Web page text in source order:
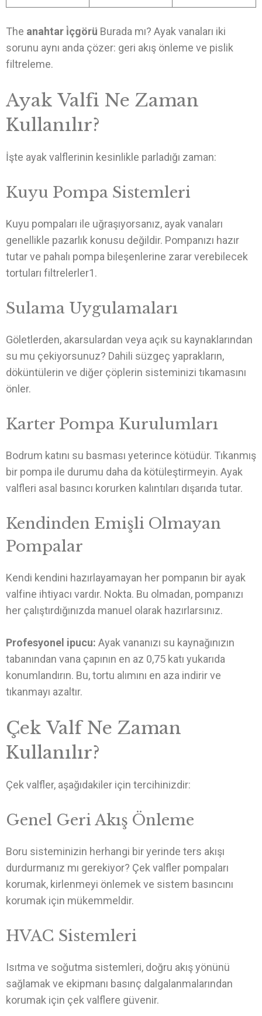
The anahtar i̇çgörü Burada mı? Ayak vanaları iki
sorunu aynı anda çözer: geri akış önleme ve pislik
filtreleme.
Ayak Valfi Ne Zaman
Kullanılır?
İşte ayak valflerinin kesinlikle parladığı zaman:
Kuyu Pompa Sistemleri
Kuyu pompaları ile uğraşıyorsanız, ayak vanaları
genellikle pazarlık konusu değildir. Pompanızı hazır
tutar ve pahalı pompa bileşenlerine zarar verebilecek
tortuları filtrelerler1.
Sulama Uygulamaları
Göletlerden, akarsulardan veya açık su kaynaklarından
su mu çekiyorsunuz? Dahili süzgeç yaprakların,
döküntülerin ve diğer çöplerin sisteminizi tıkamasını
önler.
Karter Pompa Kurulumları
Bodrum katını su basması yeterince kötüdür. Tıkanmış
bir pompa ile durumu daha da kötüleştirmeyin. Ayak
valfleri asal basıncı korurken kalıntıları dışarıda tutar.
Kendinden Emişli Olmayan
Pompalar
Kendi kendini hazırlayamayan her pompanın bir ayak
valfine ihtiyacı vardır. Nokta. Bu olmadan, pompanızı
her çalıştırdığınızda manuel olarak hazırlarsınız.
Profesyonel ipucu: Ayak vananızı su kaynağınızın
tabanından vana çapının en az 0,75 katı yukarıda
konumlandırın. Bu, tortu alımını en aza indirir ve
tıkanmayı azaltır.
Çek Valf Ne Zaman
Kullanılır?
Çek valfler, aşağıdakiler için tercihinizdir:
Genel Geri Akış Önleme
Boru sisteminizin herhangi bir yerinde ters akışı
durdurmanız mı gerekiyor? Çek valfler pompaları
korumak, kirlenmeyi önlemek ve sistem basıncını
korumak için mükemmeldir.
HVAC Sistemleri
Isıtma ve soğutma sistemleri, doğru akış yönünü
sağlamak ve ekipmanı basınç dalgalanmalarından
korumak için çek valflere güvenir.